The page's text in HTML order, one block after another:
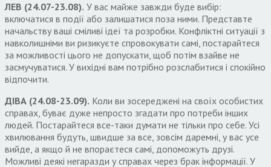
ЛЕВ (24.07-23.08). У вас майже завжди буде вибір:
включатися в події або залишатися поза ними. Представте
начальству ваші сміливі ідеї та розробки. Конфліктні ситуації з
навколишніми ви ризикуєте спровокувати самі, постарайтеся
за можливості цього не допускати, щоб потім взайве не
засмучуватися. У вихідні вам потрібно розслабитися і спокійно
відпочити.
ДІВА (24.08-23.09). Коли ви зосереджені на своїх особистих
справах, буває дуже непросто згадати про потреби інших
людей. Постарайтеся все-таки думати не тільки про себе. Усі
хвилювання будуть, швидше за все, зовсім даремні, у вас усе
вийде, а якщо й не впораєтеся самі, допоможуть друзі.
Можливі деякі негаразди у справах через брак інформації. У